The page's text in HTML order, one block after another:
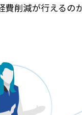
削減が行えるの